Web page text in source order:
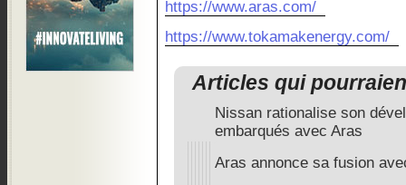
https://www.aras.com/
https://www.tokamakenergy.com/
Articles qui
Nissan rationalise son
embarqués avec Aras
Aras annonce sa fusion